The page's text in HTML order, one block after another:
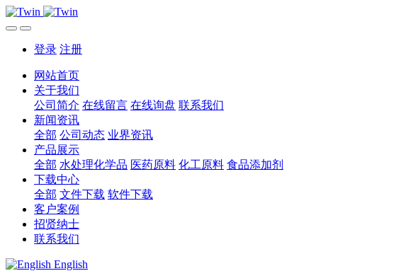
登录 注册
网站首页
关于我们
公司简介 在线留言 在线询盘 联系我们
新闻资讯
全部 公司动态 业界资讯
产品展示
全部 水处理化学品 医药原料 化工原料 食品添加剂
下载中心
全部 文件下载 软件下载
客户案例
招贤纳士
联系我们
English